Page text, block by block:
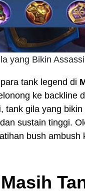
yang Bikin
tank legend di
ke backline
, tank gila yang
sustain tinggi.
bush